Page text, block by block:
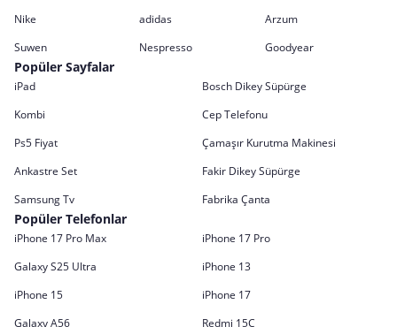
Nike
adidas
Arzum
Suwen
Nespresso Goodyear
Popüler Sayfalar
iPad
Bosch Dikey Süpürge
Kombi
Cep Telefonu
Ps5 Fiyat
Çamaşır Kurutma Makinesi
Ankastre Set
Fakir Dikey Süpürge
Samsung Tv
Fabrika Çanta
Popüler Telefonlar
iPhone 17 Pro Max
iPhone 17 Pro
Galaxy S25 Ultra
iPhone 13
iPhone 15
iPhone 17
Galaxy A56
Redmi 15C